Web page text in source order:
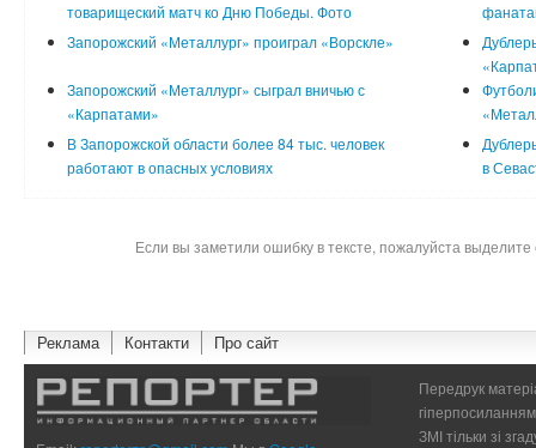
товарищеский матч ко Дню Победы. Фото
Запорожский «Металлург» проиграл «Ворскле»
Запорожский «Металлург» сыграл вничью с
«Карпатами»
В Запорожской области более 84 тыс. человек
работают в опасных условиях
в
Если вы заметили ошибку в тексте, пожалуйста
Реклама Контакти Про сайт
Передрук
ЗМІ тільки зі